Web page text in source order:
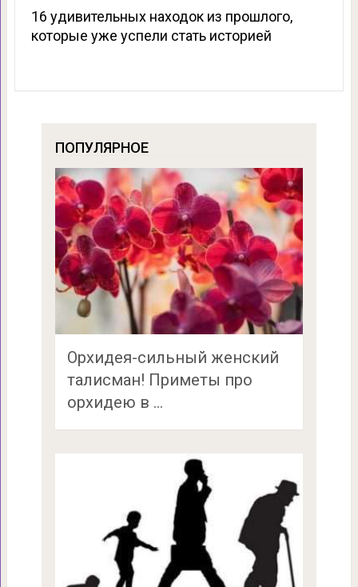
16 удивительных находок из прошлого,
которые уже успели стать историей
ПОПУЛЯРНОЕ
Орхидея-сильный женский
талисман! Приметы про
орхидею в …